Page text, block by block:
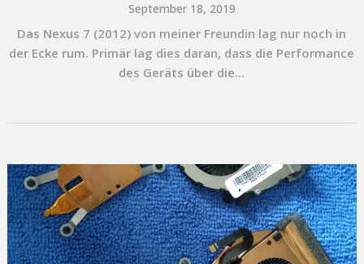
September 18, 2019
Das Nexus 7 (2012) von meiner Freundin lag nur noch in
der Ecke rum. Primär lag dies daran, dass die Performance
des Geräts über die...